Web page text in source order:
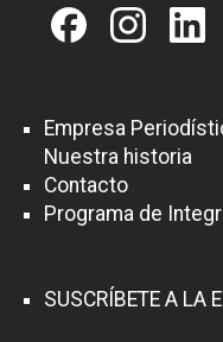
Empresa
Nuestra historia
Contacto
Programa de
SUSCRÍBETE A LA